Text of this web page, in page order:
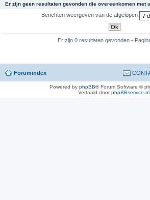
Er zijn geen resultaten gevonden die overeenkomen met
Berichten weergeven van de afgelopen
Er zijn 0 resultaten gevonden •
Forumindex
Powered by phpBB® Forum Software ©
Vertaald doorphpBBservice.nl.